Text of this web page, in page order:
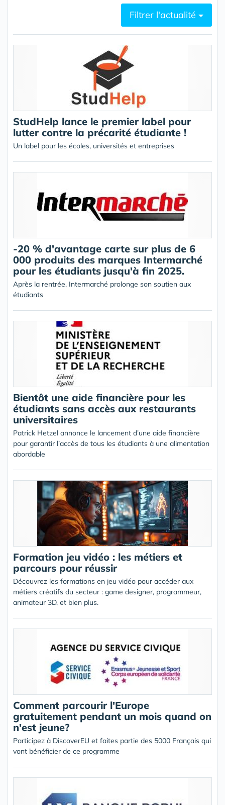
Filtrer l'actualité
StudHelp lance le premier label pour
lutter contre la précarité étudiante !
Un label pour les écoles, universités et entreprises
-20 % d'avantage carte sur plus de 6
000 produits des marques Intermarché
pour les étudiants jusqu'à fin 2025.
Après la rentrée, Intermarché prolonge son soutien aux
étudiants
Bientôt une aide financière pour les
étudiants sans accès aux restaurants
universitaires
Patrick Hetzel annonce le lancement d’une aide financière
pour garantir l’accès de tous les étudiants à une alimentation
abordable
Formation jeu vidéo : les métiers et
parcours pour réussir
Découvrez les formations en jeu vidéo pour accéder aux
métiers créatifs du secteur : game designer, programmeur,
animateur 3D, et bien plus.
Comment parcourir l'Europe
gratuitement pendant un mois quand on
n'est jeune?
Participez à DiscoverEU et faites partie des 5000 Français qui
vont bénéficier de ce programme